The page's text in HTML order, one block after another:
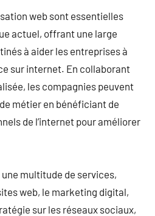
web sont essentielles
actuel, offrant une large
à aider les entreprises à
sur internet. En collaborant
les compagnies peuvent
métier en bénéficiant de
de l’internet pour améliorer
multitude de services,
web, le marketing digital,
sur les réseaux sociaux,